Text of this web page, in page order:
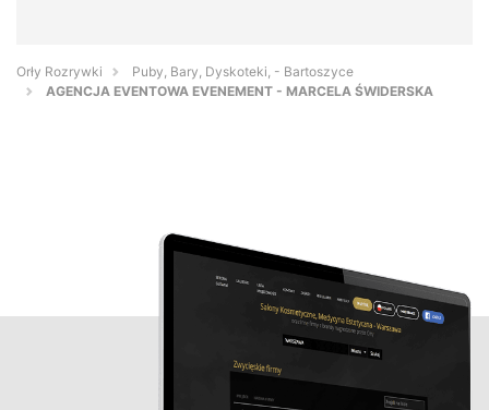
Orły Rozrywki
Puby, Bary, Dyskoteki, - Bartoszyce
AGENCJA EVENTOWA EVENEMENT - MARCELA ŚWIDERSKA